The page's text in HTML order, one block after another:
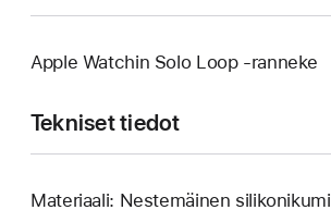
Apple Watchin Solo Loop ‑ranneke
Tekniset tiedot
Materiaali: Nestemäinen silikonikumi